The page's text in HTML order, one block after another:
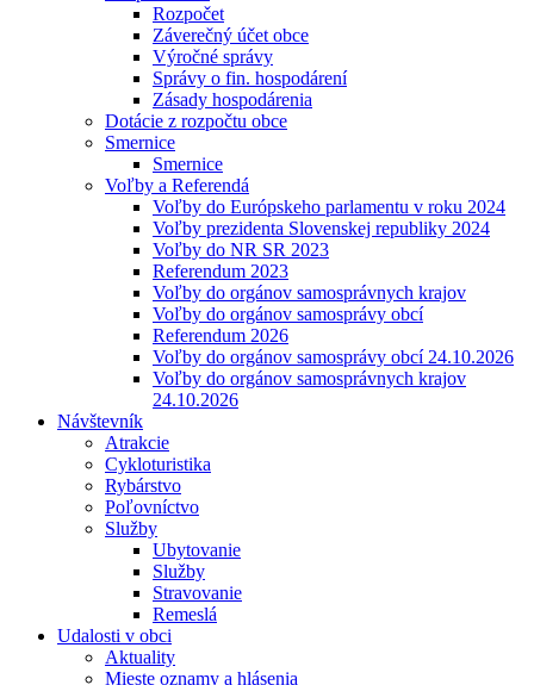
Rozpočet
Záverečný účet obce
Výročné správy
Správy o fin. hospodárení
Zásady hospodárenia
Dotácie z rozpočtu obce
Smernice
Smernice
Voľby a Referendá
Voľby do Európskeho parlamentu v roku 2024
Voľby prezidenta Slovenskej republiky 2024
Voľby do NR SR 2023
Referendum 2023
Voľby do orgánov samosprávnych krajov
Voľby do orgánov samosprávy obcí
Referendum 2026
Voľby do orgánov samosprávy obcí 24.10.2026
Voľby do orgánov samosprávnych krajov
24.10.2026
Návštevník
Atrakcie
Cykloturistika
Rybárstvo
Poľovníctvo
Služby
Ubytovanie
Služby
Stravovanie
Remeslá
Udalosti v obci
Aktuality
Mieste oznamy a hlásenia